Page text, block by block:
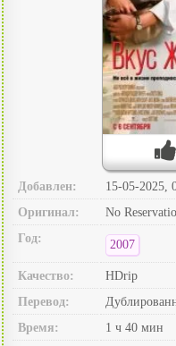
Добавлен:
15-05-2025,
Оригинал:
No
Год:
2007
Качество:
HDrip
Перевод:
Время:
1 ч 40 мин